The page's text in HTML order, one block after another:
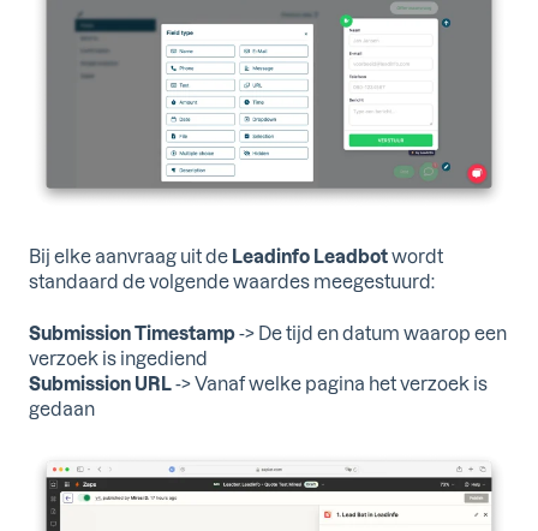
Bij elke aanvraag uit de Leadinfo Leadbotwordt
standaard de volgende waardes meegestuurd:
Submission Timestamp-> De tijd en datum waarop een
verzoek is ingediend
Submission URL-> Vanaf welke pagina het verzoek is
gedaan